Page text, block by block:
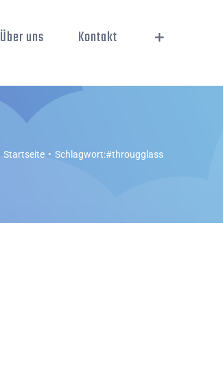
Über uns Kontakt
Startseite Schlagwort:#througglass